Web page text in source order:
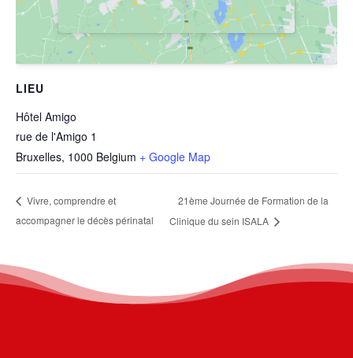
LIEU
Hôtel Amigo
rue de l'Amigo 1
Bruxelles, 1000 Belgium + Google Map
Vivre, comprendre et
accompagner le décès périnatal
21ème Journée de Formation de la
Clinique du sein ISALA